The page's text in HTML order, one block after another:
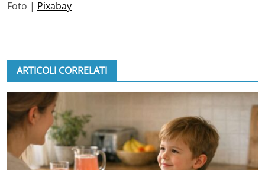
Foto | Pixabay
ARTICOLI CORRELATI